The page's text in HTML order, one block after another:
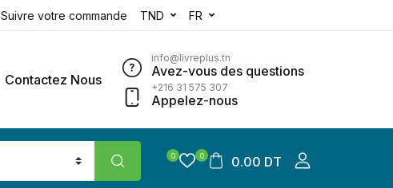
Suivre votre commande TND FR
Contactez Nous
info@livreplus.tn
Avez-vous des questions
+216 31 575 307
Appelez-nous
0 0 0.00 DT